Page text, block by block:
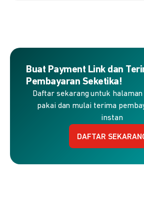
Buat Payment Link dan
Pembayaran Seketika!
Daftar sekarang untuk
pakai dan mulai terima
instan
DAFTAR